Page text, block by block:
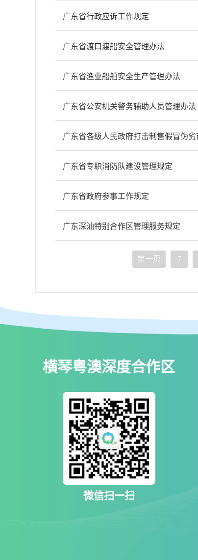
广东省行政应诉工作规定
广东省渡口渡船安全管理办法
广东省渔业船舶安全生产管理办法
广东省公安机关警务辅助人员管理办法
广东省各级人民政府打击制售假冒伪
广东省专职消防队建设管理规定
广东省政府参事工作规定
广东深汕特别合作区管理服务规定
第一页 7
横琴粤澳深度合作区
微信扫一扫